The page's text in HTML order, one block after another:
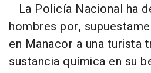
La Policía Nacional ha
hombres por,
en Manacor a una turista
sustancia química en su